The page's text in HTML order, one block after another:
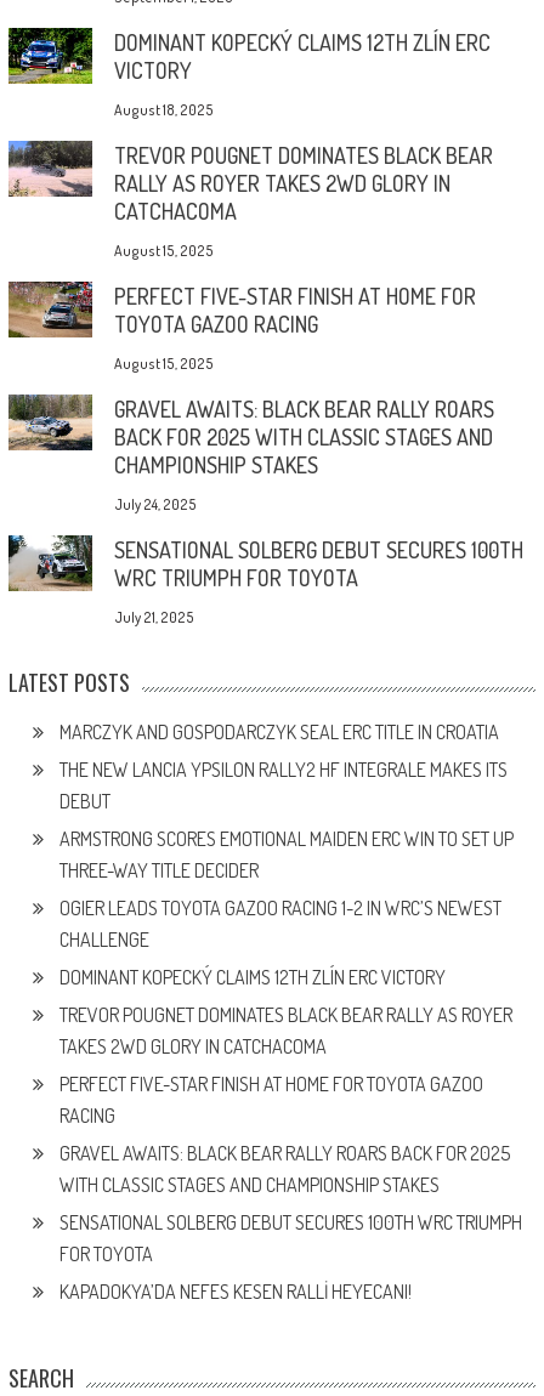
DOMINANT KOPECKÝ CLAIMS 12TH ZLÍN ERC
VICTORY
August 18, 2025
TREVOR POUGNET DOMINATES BLACK BEAR
RALLY AS ROYER TAKES 2WD GLORY IN
CATCHACOMA
August 15, 2025
PERFECT FIVE-STAR FINISH AT HOME FOR
TOYOTA GAZOO RACING
August 15, 2025
GRAVEL AWAITS: BLACK BEAR RALLY ROARS
BACK FOR 2025 WITH CLASSIC STAGES AND
CHAMPIONSHIP STAKES
July 24, 2025
SENSATIONAL SOLBERG DEBUT SECURES 100TH
WRC TRIUMPH FOR TOYOTA
July 21, 2025
LATEST POSTS
MARCZYK AND GOSPODARCZYK SEAL ERC TITLE IN CROATIA
THE NEW LANCIA YPSILON RALLY2 HF INTEGRALE MAKES ITS
DEBUT
ARMSTRONG SCORES EMOTIONAL MAIDEN ERC WIN TO SET UP
THREE-WAY TITLE DECIDER
OGIER LEADS TOYOTA GAZOO RACING 1-2 IN WRC’S NEWEST
CHALLENGE
DOMINANT KOPECKÝ CLAIMS 12TH ZLÍN ERC VICTORY
TREVOR POUGNET DOMINATES BLACK BEAR RALLY AS ROYER
TAKES 2WD GLORY IN CATCHACOMA
PERFECT FIVE-STAR FINISH AT HOME FOR TOYOTA GAZOO
RACING
GRAVEL AWAITS: BLACK BEAR RALLY ROARS BACK FOR 2025
WITH CLASSIC STAGES AND CHAMPIONSHIP STAKES
SENSATIONAL SOLBERG DEBUT SECURES 100TH WRC TRIUMPH
FOR TOYOTA
KAPADOKYA’DA NEFES KESEN RALLİ HEYECANI!
SEARCH